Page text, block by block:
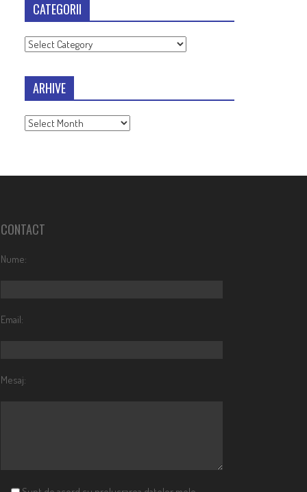
CATEGORII
Categorii
ARHIVE
Arhive
CONTACT
Nume:
Email:
Mesaj: